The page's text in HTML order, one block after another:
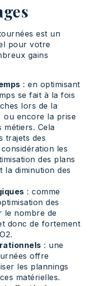
est un
pour votre
gains
: en optimisant
se fait à la fois
lors de la
ou encore la prise
métiers. Cela
trajets des
les
des plans
la diminution des
: comme
des
le nombre de
donc de fortement
: une
offre
les plannings
matérielles.